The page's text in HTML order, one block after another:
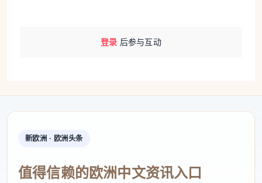
计算机与商业专业。张哲函和曹鑫的学费开支类似，
算。
登录 后参与互动
新欧洲 · 欧洲头条
值得信赖的欧洲中文资讯入口